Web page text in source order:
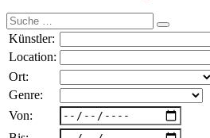
Suche
nach:
Künstler:
Location:
Ort:
Genre:
Von: